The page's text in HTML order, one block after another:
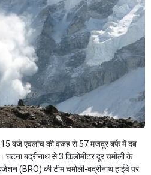
बजे एवलांच की वजह से 57 मजदूर बर्फ में दब
बद्रीनाथ से 3 किलोमीटर दूर चमोली के
(BRO) की टीम चमोली-बद्रीनाथ हाईवे पर